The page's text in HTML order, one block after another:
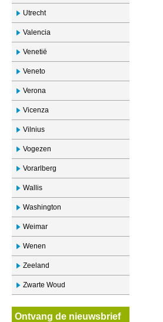
Utrecht
Valencia
Venetië
Veneto
Verona
Vicenza
Vilnius
Vogezen
Vorarlberg
Wallis
Washington
Weimar
Wenen
Zeeland
Zwarte Woud
Ontvang de nieuwsbrief